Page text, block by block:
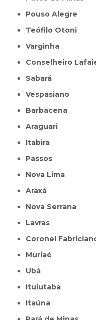
Pouso Alegre
Teófilo Otoni
Varginha
Conselheiro
Sabará
Vespasiano
Barbacena
Araguari
Itabira
Passos
Nova Lima
Araxá
Nova Serrana
Lavras
Coronel
Muriaé
Ubá
Ituiutaba
Itaúna